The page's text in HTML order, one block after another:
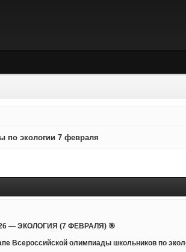
по экологии 7 февраля
— ЭКОЛОГИЯ (7 ФЕВРАЛЯ) 🎯
Всероссийской олимпиады школьников по